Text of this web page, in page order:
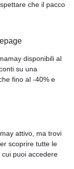
che il pacco
disponibili al
su una
fino al -40% e
attivo, ma trovi
scoprire tutte le
puoi accedere